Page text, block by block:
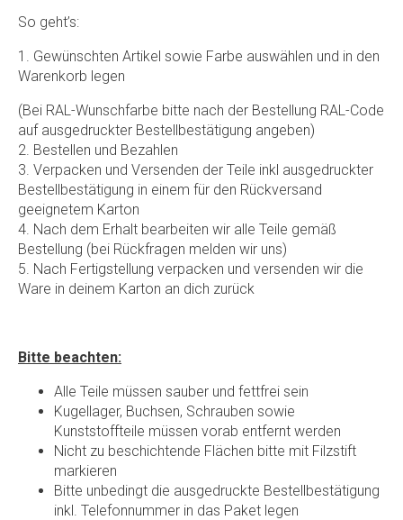
So geht’s:
1. Gewünschten Artikel sowie Farbe auswählen und in den
Warenkorb legen
(Bei RAL-Wunschfarbe bitte nach der Bestellung RAL-Code
auf ausgedruckter Bestellbestätigung angeben)
2. Bestellen und Bezahlen
3. Verpacken und Versenden der Teile inkl ausgedruckter
Bestellbestätigung in einem für den Rückversand
geeignetem Karton
4. Nach dem Erhalt bearbeiten wir alle Teile gemäß
Bestellung (bei Rückfragen melden wir uns)
5. Nach Fertigstellung verpacken und versenden wir die
Ware in deinem Karton an dich zurück
Bitte beachten:
Alle Teile müssen sauber und fettfrei sein
Kugellager, Buchsen, Schrauben sowie
Kunststoffteile müssen vorab entfernt werden
Nicht zu beschichtende Flächen bitte mit Filzstift
markieren
Bitte unbedingt die ausgedruckte Bestellbestätigung
inkl. Telefonnummer in das Paket legen